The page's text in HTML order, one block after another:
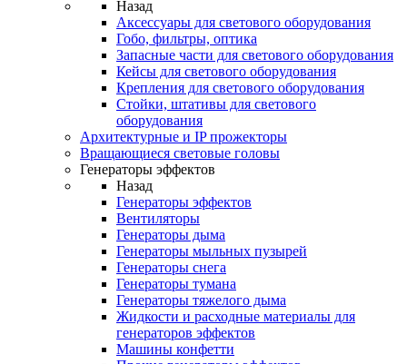
Назад
Аксессуары для светового оборудования
Гобо, фильтры, оптика
Запасные части для светового оборудования
Кейсы для светового оборудования
Крепления для светового оборудования
Стойки, штативы для светового
оборудования
Архитектурные и IP прожекторы
Вращающиеся световые головы
Генераторы эффектов
Назад
Генераторы эффектов
Вентиляторы
Генераторы дыма
Генераторы мыльных пузырей
Генераторы снега
Генераторы тумана
Генераторы тяжелого дыма
Жидкости и расходные материалы для
генераторов эффектов
Машины конфетти